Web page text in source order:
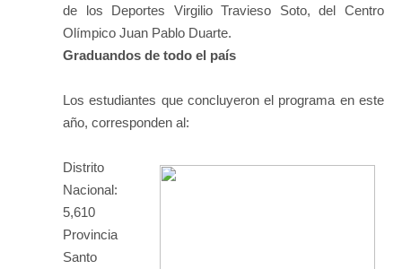
de los Deportes Virgilio Travieso Soto, del Centro
Olímpico Juan Pablo Duarte.
Graduandos de todo el país
Los estudiantes que concluyeron el programa en este
año, corresponden al:
Distrito
Nacional:
5,610
Provincia
Santo